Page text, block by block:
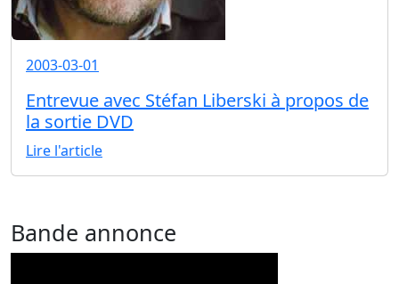
2003-03-01
Entrevue avec Stéfan Liberski à propos de
la sortie DVD
Lire l'article
Bande annonce